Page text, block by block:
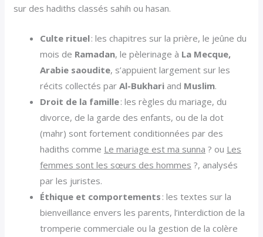
sur des hadiths classés sahih ou hasan.
Culte rituel: les chapitres sur la prière, le jeûne du
mois de Ramadan, le pèlerinage à La Mecque,
Arabie saoudite, s’appuient largement sur les
récits collectés parAl-Bukhari and Muslim.
Droit de la famille: les règles du mariage, du
divorce, de la garde des enfants, ou de la dot
(mahr) sont fortement conditionnées par des
hadiths comme Le mariage est ma sunna ? ou Les
femmes sont les sœurs des hommes ?, analysés
par les juristes.
Éthique et comportements : les textes sur la
bienveillance envers les parents, l’interdiction de la
tromperie commerciale ou la gestion de la colère